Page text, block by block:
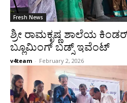
Fresh News
ಶ್ರೀ ರಾಮಕೃಷ್ಣ ಶಾಲೆಯ
ಬ್ಲೂಮಿಂಗ್ ಬಡ್ಸ್ ಇವೆಂಟ್
v4team - February 2, 2026